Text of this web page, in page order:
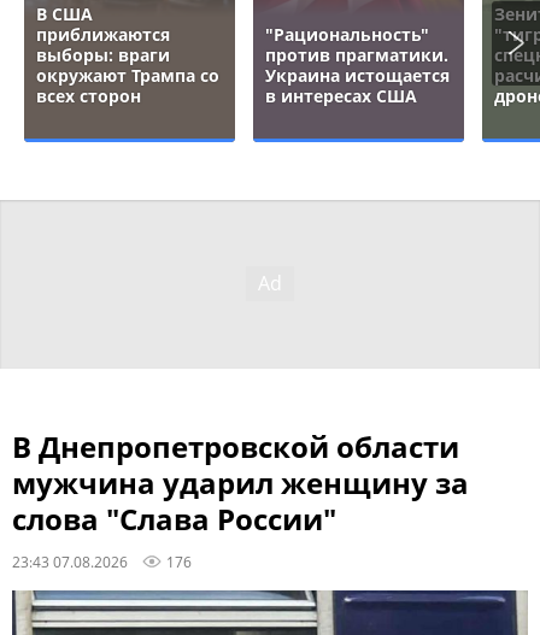
В США
приближаются
выборы: враги
окружают Трампа со
всех сторон
"Рациональность"
против прагматики.
Украина истощается
в интересах США
В Днепропетровской области
мужчина ударил женщину за
слова "Слава России"
23:43 07.08.2026 176